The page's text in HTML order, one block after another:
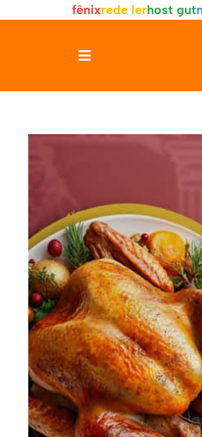
fênixrede lerhost gut